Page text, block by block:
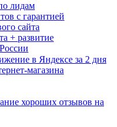
лидам
с гарантией
сайта
+ развитие
в Яндексе за 2 дня
магазина
хороших отзывов на